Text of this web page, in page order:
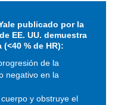
publicado por la
EE. UU. demuestra
% de HR):
de la
negativo en la
y obstruye el